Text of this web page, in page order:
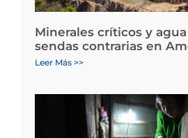
Minerales críticos y
sendas contrarias en
Leer Más >>